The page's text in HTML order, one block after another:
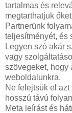
tartalmas és
megtarthatjuk
Partnerünk
teljesítményét, és
Legyen szó akár
vagy
szövegeket, hogy
weboldalunkra.
Ne felejtsük el
hosszú távú
Meta leírást és